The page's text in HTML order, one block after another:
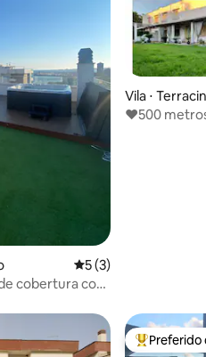
5 de uma avaliação
5 (3)
cobertura com
Vila ⋅
❤️500
Entre os
Preferido